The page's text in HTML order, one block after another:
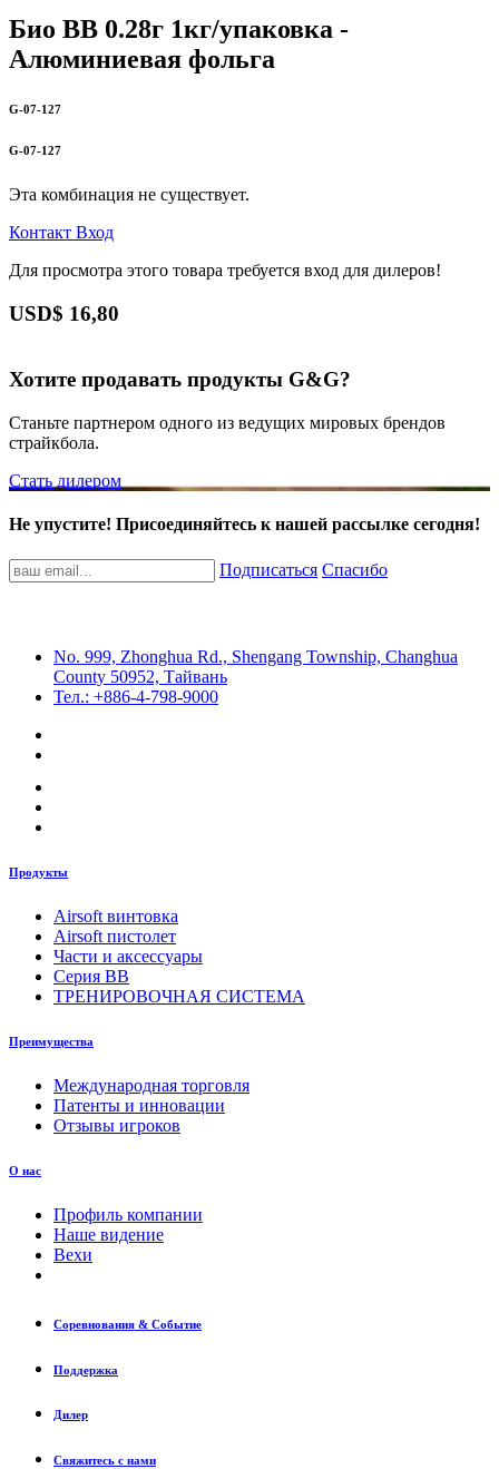
Био BB 0.28г 1кг/упаковка -
Алюминиевая фольга
G-07-127
G-07-127
Эта комбинация не существует.
Контакт Вход
Для просмотра этого товара требуется вход для дилеров!
USD$ 16,80
Хотите продавать продукты G&G?
Станьте партнером одного из ведущих мировых брендов
страйкбола.
Стать дилером
Не упустите! Присоединяйтесь к нашей рассылке сегодня!
Подписаться Спасибо
No. 999, Zhonghua Rd., Shengang Township, Changhua
County 50952, Тайвань
Тел.: +886-4-798-9000
Продукты
Airsoft винтовка
Airsoft пистолет
Части и аксессуары
Серия BB
ТРЕНИРОВОЧНАЯ СИСТЕМА
Преимущества
Международная торговля
Патенты и инновации
Отзывы игроков
О нас
Профиль компании
Наше видение
Вехи
Соревнования & Событие
Поддержка
Дилер
Свяжитесь с нами